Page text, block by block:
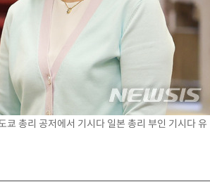
총리 공저에서 기시다 일본 총리 부인 기시다 유